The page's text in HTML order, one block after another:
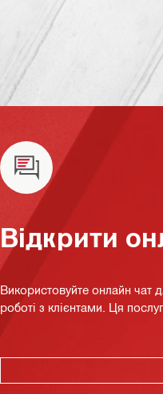
Відкрити
Використовуйте онлайн чат
роботі з клієнтами. Ця